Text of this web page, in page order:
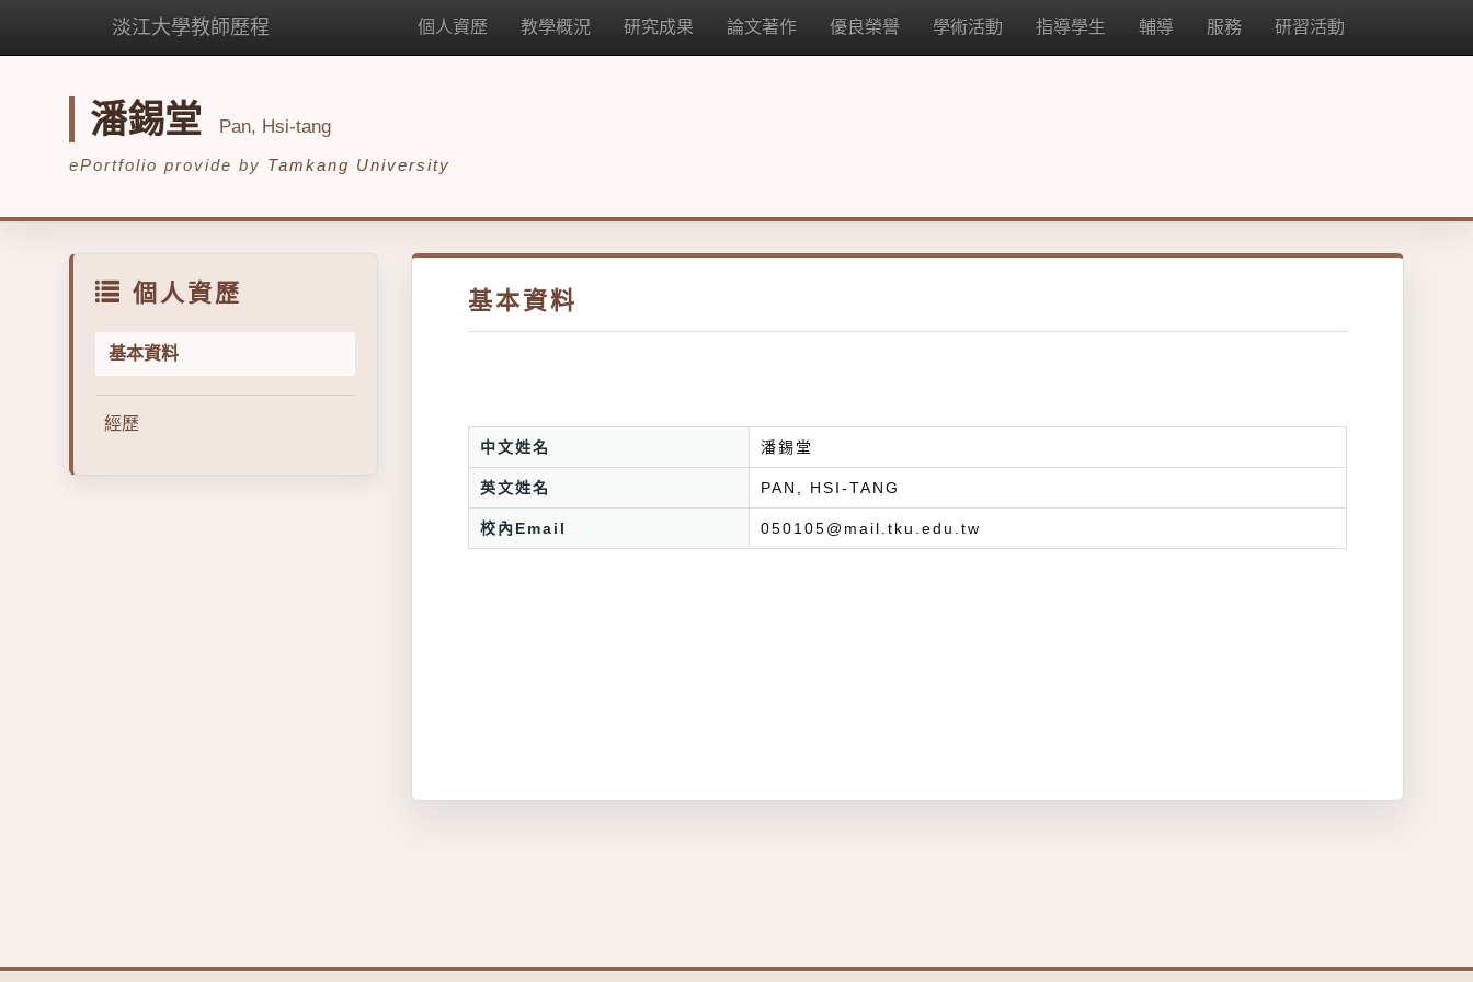
淡江大學教師歷程 個人資歷 教學概況 研究成果 論文著作 優良榮譽 學術活動 指導學生 輔導 服務 研習活動
潘錫堂 Pan, Hsi-tang
ePortfolio provide by Tamkang University
個人資歷
基本資料
經歷
基本資料
中文姓名 潘錫堂
英文姓名 PAN, HSI-TANG
校內Email 050105@mail.tku.edu.tw